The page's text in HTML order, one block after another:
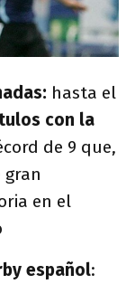
hasta el
con la
de 9 que,
gran
en el
español: